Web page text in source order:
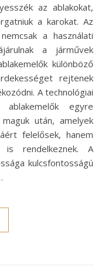
az ablakokat,
a karokat. Az
a használati
a járművek
különböző
rejtenek
A technológiai
egyre
után, amelyek
felelősek, hanem
is rendelkeznek. A
kulcsfontosságú